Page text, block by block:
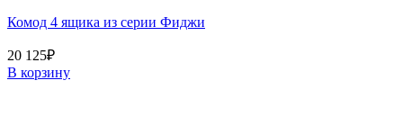
Комод 4 ящика из серии Фиджи
20 125₽
В корзину